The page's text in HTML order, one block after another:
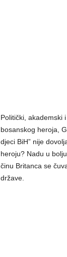
Politički, akademski
bosanskog heroja,
djeci BiH” nije
heroju? Nadu u
činu Britanca se
države.